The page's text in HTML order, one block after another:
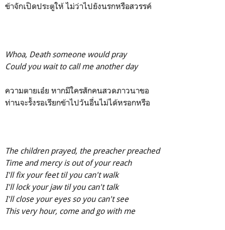
ข้าจักเปิดประตูให้ ไม่ว่าไปยังนรกหรือสวรรค์
Whoa, Death someone would pray
Could you wait to call me another day
ความตายเอ๋ย หากมีใครสักคนสวดภาวนาขอ
ท่านจะรั้งรอเรียกข้าไปวันอื่นไม่ได้หรอกหรือ
The children prayed, the preacher preached
Time and mercy is out of your reach
I'll fix your feet til you can't walk
I'll lock your jaw til you can't talk
I'll close your eyes so you can't see
This very hour, come and go with me